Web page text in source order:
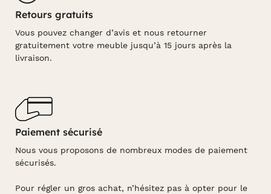
Retours gratuits
Vous pouvez changer d’avis et nous retourner
gratuitement votre meuble jusqu’à 15 jours après la
livraison.
Paiement sécurisé
Nous vous proposons de nombreux modes de paiement
sécurisés.
Pour régler un gros achat, n’hésitez pas à opter pour le